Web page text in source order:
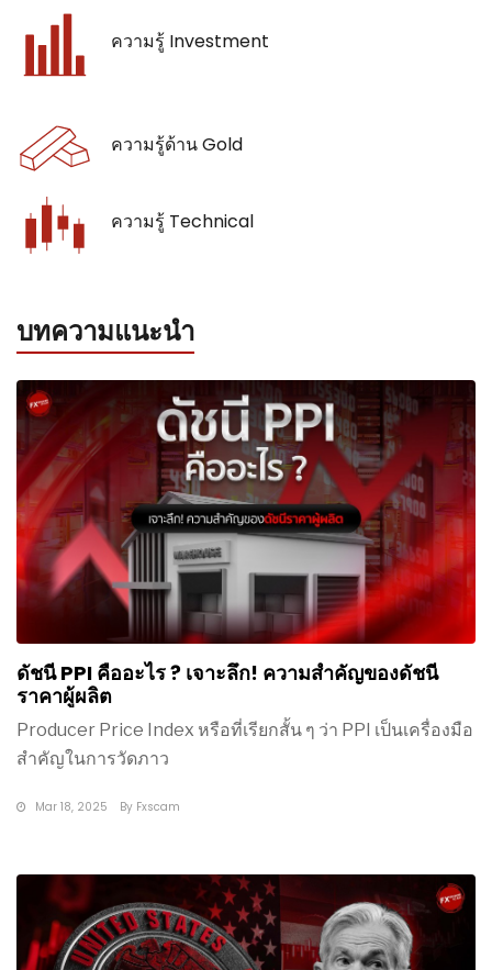
ความรู้ Investment
ความรู้ด้าน Gold
ความรู้ Technical
บทความแนะนำ
ดัชนี PPI คืออะไร ? เจาะลึก! ความสำคัญของดัชนี
ราคาผู้ผลิต
Producer Price Index หรือที่เรียกสั้น ๆ ว่า PPI เป็นเครื่องมือ
สำคัญในการวัดภาว
Mar 18, 2025 By Fxscam